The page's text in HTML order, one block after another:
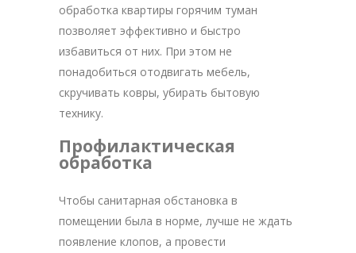
обработка квартиры горячим туман
позволяет эффективно и быстро
избавиться от них. При этом не
понадобиться отодвигать мебель,
скручивать ковры, убирать бытовую
технику.
Профилактическая
обработка
Чтобы санитарная обстановка в
помещении была в норме, лучше не ждать
появление клопов, а провести